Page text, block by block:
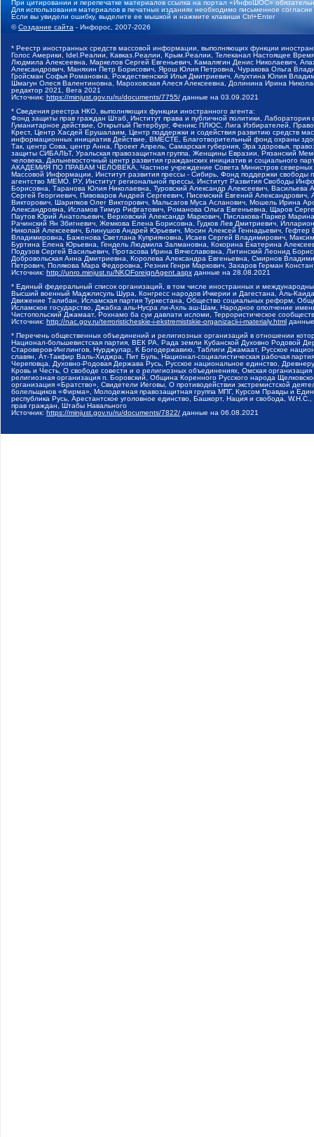
При цитировании и перепечатке материалов ссылка на портал «ИнфоШОС»
Для использования материалов в печатных изданиях необходимо письменное
Если вы увидели ошибку, выделите ее мышкой и нажмите клавиши Ctrl+Enter
©Создание сайта - Инфорос, 2007-2026
* Реестр иностранных средств массовой информации, выполняющих функции
Голос Америки, Idel.Реалии, Кавказ.Реалии, Крым.Реалии, Телеканал Настоящее
Людмила Алексеевна, Маркелов Сергей Евгеньевич, Камалягин Денис Николаевич,
Александрович, Маняхин Петр Борисович, Ярош Юлия Петровна, Чуракова Ольга
Гройсман Софья Романовна, Рождественский Илья Дмитриевич, Апухтина Юлия
Шмагун Олеся Валентиновна, Мароховская Алеся Алексеевна, Долинина Ирина
редактор 2021, Вега 2021
Источник: https://minjust.gov.ru/ru/documents/7755/ данные на 03.09.2021
* Сведения реестра НКО, выполняющих функции иностранного агента:
Фонд защиты прав граждан Штаб, Институт права и публичной политики,
Гуманитарное действие, Открытый Петербург, Феникс ПЛЮС, Лига Избирателей,
Крест, Центр Хасдей Ерушалаим, Центр поддержки и содействия развитию средств
информационных инициатив Действие, ВМЕСТЕ, Благотворительный фонд охраны
Так, центр Сова, центр Анна, Проект Апрель, Самарская губерния, Эра здоровья,
защиты СИБАЛЬТ, Уральская правозащитная группа, Женщины Евразии, Рязанский
человека, Дальневосточный центр развития гражданских инициатив и социального
АКАДЕМИЯ ПО ПРАВАМ ЧЕЛОВЕКА, Частное учреждение Совета Министров северных
Массовой Информации, Институт развития прессы - Сибирь, Фонд поддержки
агентство МЕМО. РУ, Институт региональной прессы, Институт Развития Свободы
Борисовна, Таранова Юлия Николаевна, Туровский Александр Алексеевич,
Сергей Георгиевич, Пивоваров Андрей Сергеевич, Писемский Евгений
Викторович, Шарипков Олег Викторович, Мальсагов Муса Асланович, Мошель Ирина
Александровна, Исламов Тимур Рифгатович, Романова Ольга Евгеньевна, Щаров
Паутов Юрий Анатольевич, Верховский Александр Маркович, Пислакова-Паркер
Рачинский Ян Збигневич, Жемкова Елена Борисовна, Гудков Лев Дмитриевич,
Николай Алексеевич, Блинушов Андрей Юрьевич, Мосин Алексей Геннадьевич,
Владимировна, Баженова Светлана Куприяновна, Исаев Сергей Владимирович,
Буртина Елена Юрьевна, Гендель Людмила Залмановна, Кокорина Екатерина
Подузов Сергей Васильевич, Протасова Ирина Вячеславовна, Литинский Леонид
Добровольская Анна Дмитриевна, Королева Александра Евгеньевна, Смирнов
Петрович, Полякова Мара Федоровна, Резник Генри Маркович, Захаров Герман
Источник: http://unro.minjust.ru/NKOForeignAgent.aspx данные на 28.08.2021
* Единый федеральный список организаций, в том числе иностранных и
Высший военный Маджлисуль Шура, Конгресс народов Ичкерии и Дагестана, Аль-
Движение Талибан, Исламская партия Туркестана, Общество социальных реформ,
Исламское государство, Джабха аль-Нусра ли-Ахль аш-Шам, Народное ополчение
Чистопольский Джамаат, Рохнамо ба суи давлати исломи, Террористическое
Источник: http://nac.gov.ru/terroristicheskie-i-ekstremistskie-organizacii-i-materialy.html
* Перечень общественных объединений и религиозных организаций в отношении
Национал-большевистская партия, ВЕК РА, Рада земли Кубанской Духовно Родовой
Староверов-Инглингов, Нурджулар, К Богодержавию, Таблиги Джамаат, Русское
славян, Ат-Такфир Валь-Хиджра, Пит Буль, Национал-социалистическая рабочая
Череповца, Духовно-Родовая Держава Русь, Русское национальное единство,
Кровь и Честь, О свободе совести и о религиозных объединениях, Омская
религиозная организация п. Боровский, Община Коренного Русского народа
организация «Братство», Свидетели Иеговы, О противодействии экстремистской
болельщиков «Фирма», Молодежная правозащитная группа МПГ, Курсом Правды и
республика Русь, Арестантское уголовное единство, Башкорт, Нация и свобода,
прав граждан, Штабы Навального
Источник: https://minjust.gov.ru/ru/documents/7822/ данные на 06.08.2021